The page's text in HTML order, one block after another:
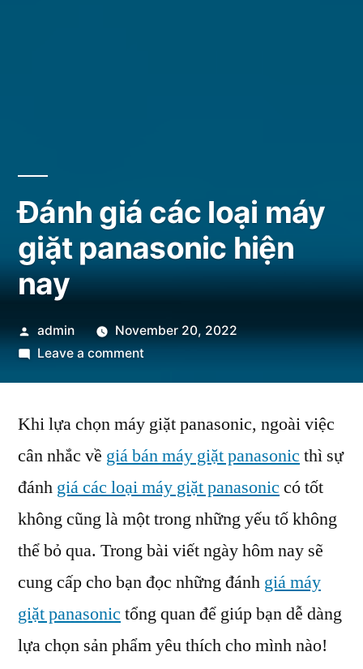
Đánh giá các loại máy
giặt panasonic hiện
nay
Posted
by
admin
November 20, 2022
Leave a commenton
các
máy
giặt
panasonic
nay
Khi lựa chọn máy giặt panasonic, ngoài việc
cân nhắc về giá bán máy giặt panasonic thì sự
đánh giá các loại máy giặt panasonic có tốt
không cũng là một trong những yếu tố không
thể bỏ qua. Trong bài viết ngày hôm nay sẽ
cung cấp cho bạn đọc những đánh giá máy
giặt panasonic tổng quan để giúp bạn dễ dàng
lựa chọn sản phẩm yêu thích cho mình nào!